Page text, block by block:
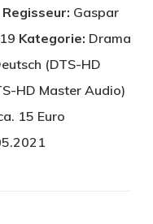
Regisseur: Gaspar
Kategorie: Drama
(DTS-HD
HD Master Audio)
15 Euro